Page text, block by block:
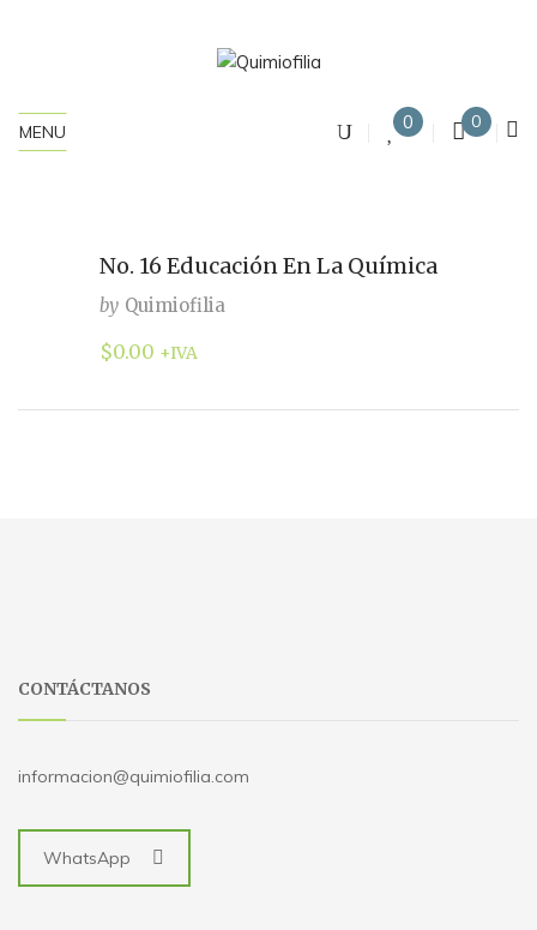
MENU 0 0
No. 16 Educación En La Química
by Quimiofilia
$0.00 +IVA
CONTÁCTANOS
informacion@quimiofilia.com
WhatsApp